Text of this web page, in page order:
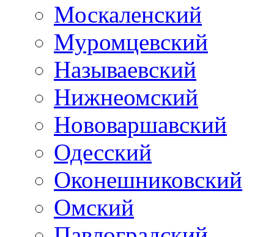
Москаленский
Муромцевский
Называевский
Нижнеомский
Нововаршавский
Одесский
Оконешниковский
Омский